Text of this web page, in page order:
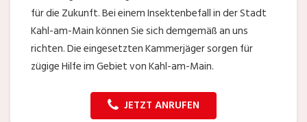
für die Zukunft. Bei einem Insektenbefall in der Stadt
Kahl-am-Main können Sie sich demgemäß an uns
richten. Die eingesetzten Kammerjäger sorgen für
zügige Hilfe im Gebiet von Kahl-am-Main.
JETZT ANRUFEN